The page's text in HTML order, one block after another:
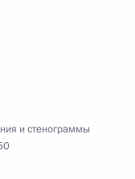
и стенограммы